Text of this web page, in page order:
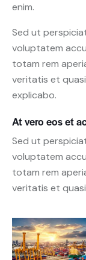
enim.
Sed ut
voluptatem
totam rem
veritatis et
explicabo.
At vero eos et
Sed ut
voluptatem
totam rem
veritatis et